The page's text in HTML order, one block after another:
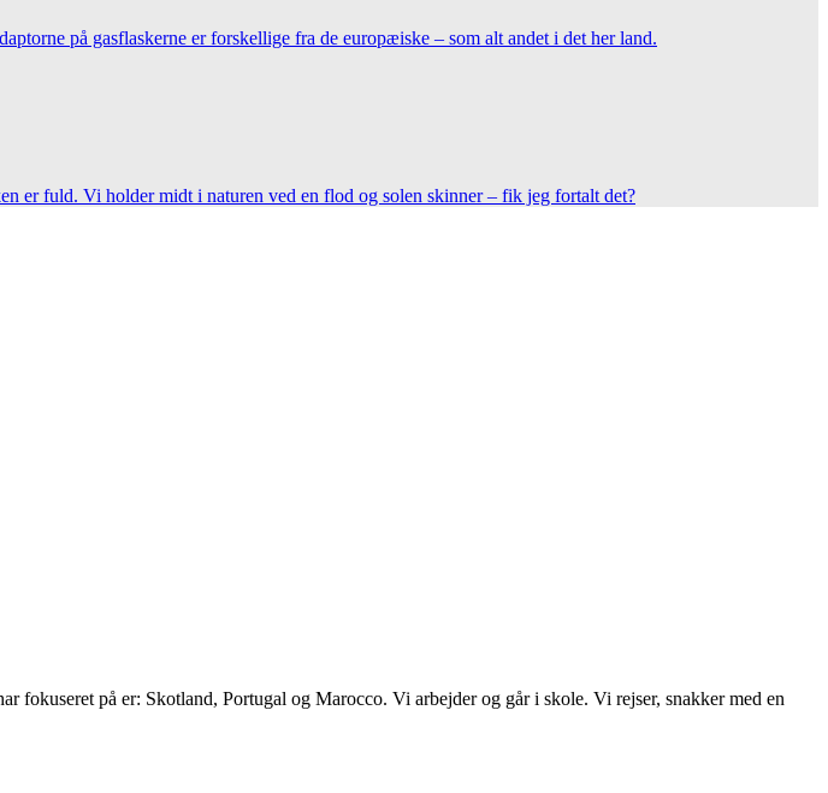
på gasflaskerne er forskellige fra de europæiske – som alt andet i det her land.
er fuld. Vi holder midt i naturen ved en flod og solen skinner – fik jeg fortalt det?
fokuseret på er: Skotland, Portugal og Marocco. Vi arbejder og går i skole. Vi rejser, snakker med en